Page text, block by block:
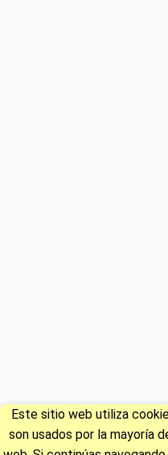
Este sitio web utiliza
son usados por la mayoría